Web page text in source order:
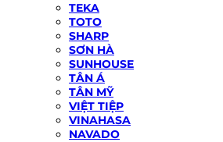
TEKA
TOTO
SHARP
SƠN HÀ
SUNHOUSE
TÂN Á
TÂN MỸ
VIỆT TIỆP
VINAHASA
NAVADO